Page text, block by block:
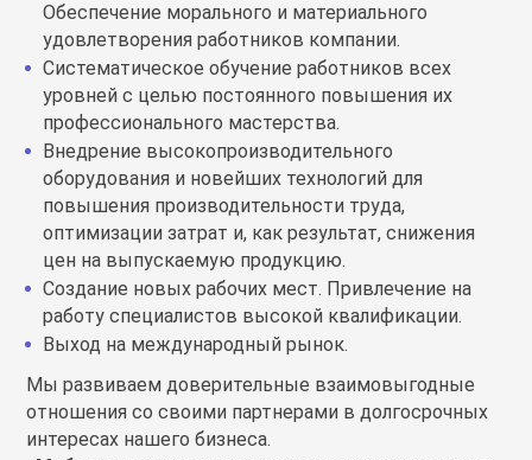
Обеспечение морального и материального
удовлетворения работников компании.
Систематическое обучение работников всех
уровней с целью постоянного повышения их
профессионального мастерства.
Внедрение высокопроизводительного
оборудования и новейших технологий для
повышения производительности труда,
оптимизации затрат и, как результат, снижения
цен на выпускаемую продукцию.
Создание новых рабочих мест. Привлечение на
работу специалистов высокой квалификации.
Выход на международный рынок.
Мы развиваем доверительные взаимовыгодные
отношения со своими партнерами в долгосрочных
интересах нашего бизнеса.